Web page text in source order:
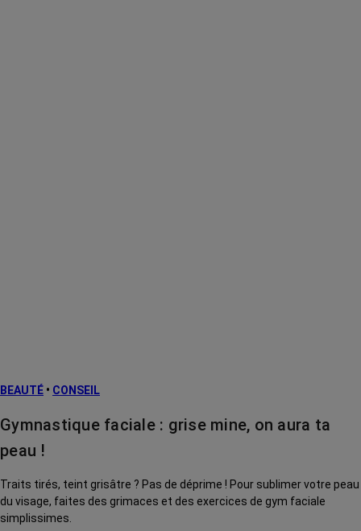
BEAUTÉ • CONSEIL
Gymnastique faciale : grise mine, on aura ta
peau !
Traits tirés, teint grisâtre ? Pas de déprime ! Pour sublimer votre peau
du visage, faites des grimaces et des exercices de gym faciale
simplissimes.